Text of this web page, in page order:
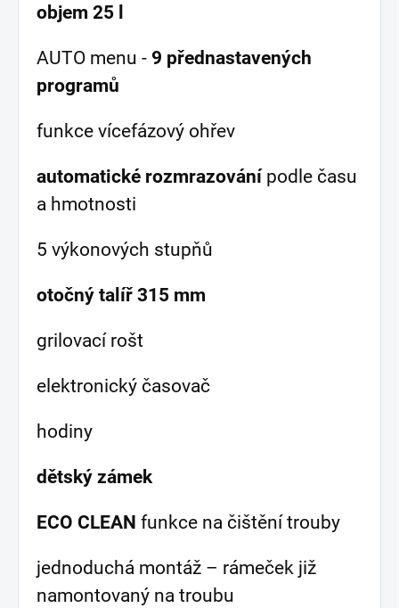
objem 25 l
AUTO menu - 9 přednastavených
programů
funkce vícefázový ohřev
automatické rozmrazovánípodle času
a hmotnosti
5 výkonových stupňů
otočný talíř 315 mm
grilovací rošt
elektronický časovač
hodiny
dětský zámek
ECO CLEAN funkce na čištění trouby
jednoduchá montáž – rámeček již
namontovaný na troubu